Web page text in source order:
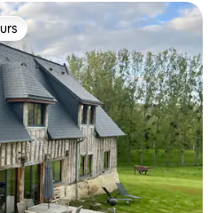
les plus appréciés